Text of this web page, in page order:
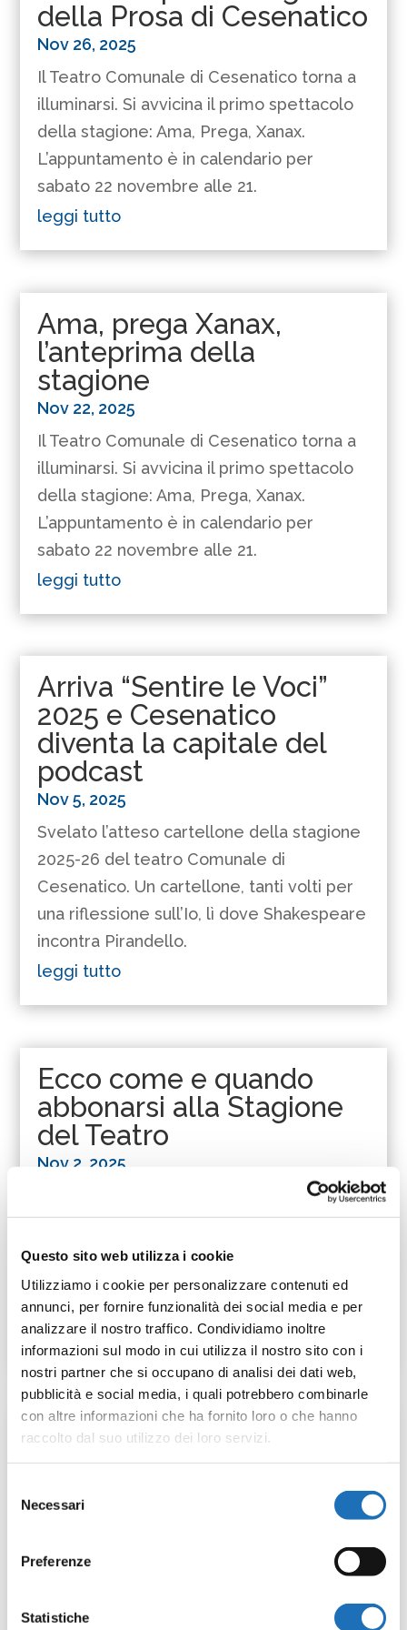
Questo sito web utilizza i cookie
Utilizziamo i cookie per personalizzare contenuti ed
annunci, per fornire funzionalità dei social media e per
analizzare il nostro traffico. Condividiamo inoltre
informazioni sul modo in cui utilizza il nostro sito con i
nostri partner che si occupano di analisi dei dati web,
pubblicità e social media, i quali potrebbero combinarle
con altre informazioni che ha fornito loro o che hanno
raccolto dal suo utilizzo dei loro servizi.
delNecessari
Preferenze
Statistiche
della Prosa di Cesenatico
Nov 26, 2025
Il Teatro Comunale di Cesenatico torna a
illuminarsi. Si avvicina il primo spettacolo
della stagione: Ama, Prega, Xanax.
L’appuntamento è in calendario per
sabato 22 novembre alle 21.
leggi tutto
Ama, prega Xanax,
l’anteprima della
stagione
Nov 22, 2025
Il Teatro Comunale di Cesenatico torna a
illuminarsi. Si avvicina il primo spettacolo
della stagione: Ama, Prega, Xanax.
L’appuntamento è in calendario per
sabato 22 novembre alle 21.
leggi tutto
Arriva “Sentire le Voci”
2025 e Cesenatico
diventa la capitale del
podcast
Nov 5, 2025
Svelato l’atteso cartellone della stagione
2025-26 del teatro Comunale di
Cesenatico. Un cartellone, tanti volti per
una riflessione sull’Io, lì dove Shakespeare
incontra Pirandello.
leggi tutto
Ecco come e quando
abbonarsi alla Stagione
del Teatro
Nov 2, 2025
Svelato l’atteso cartellone della stagione
2025-26 del teatro Comunale di
Cesenatico. Un cartellone, tanti volti per
una riflessione sull’Io, lì dove Shakespeare
incontra Pirandello.
leggi tutto
Svelata la stagione 2025-
26
Ott 27, 2025
2025-26 del teatro Comunale di
una riflessione sull’Io, lì dove Shakespeare